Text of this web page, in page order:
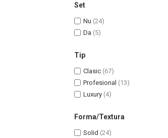
Set
Nu (24)
Da (5)
Tip
Clasic (67)
Profesional (13)
Luxury (4)
Forma/Textura
Solid (24)